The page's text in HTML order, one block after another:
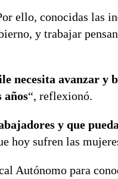
ello, conocidas las
y trabajar
necesita avanzar y
años“, reflexionó.
y que
hoy sufren las
Autónomo para